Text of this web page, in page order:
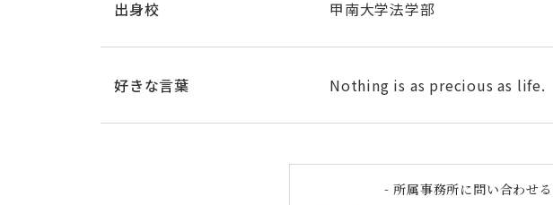
出身校 甲南大学法学部
好きな言葉 Nothing is as precious as life.
- 所属事務所に問い合わせ